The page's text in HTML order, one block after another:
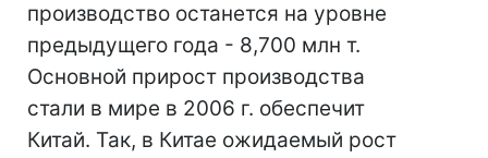
производство останется на уровне
предыдущего года - 8,700 млн т.
Основной прирост производства
стали в мире в 2006 г. обеспечит
Китай. Так, в Китае ожидаемый рост